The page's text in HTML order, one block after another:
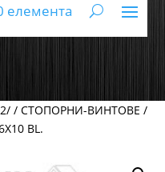
елемента
/ СТОПОРНИ-ВИНТОВЕ /
BL.